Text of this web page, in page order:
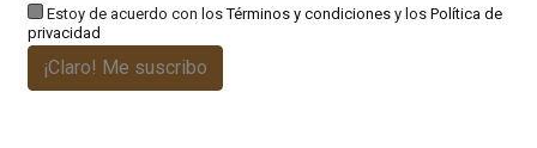
Estoy de acuerdo con losTérminos y condicionesy los Política de
privacidad
¡Claro! Me suscribo